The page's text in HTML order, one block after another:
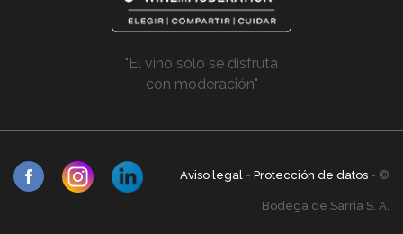
"El vino sólo se disfruta
con moderación"
Aviso legal - Protección de datos - ©
Bodega de Sarria S. A.